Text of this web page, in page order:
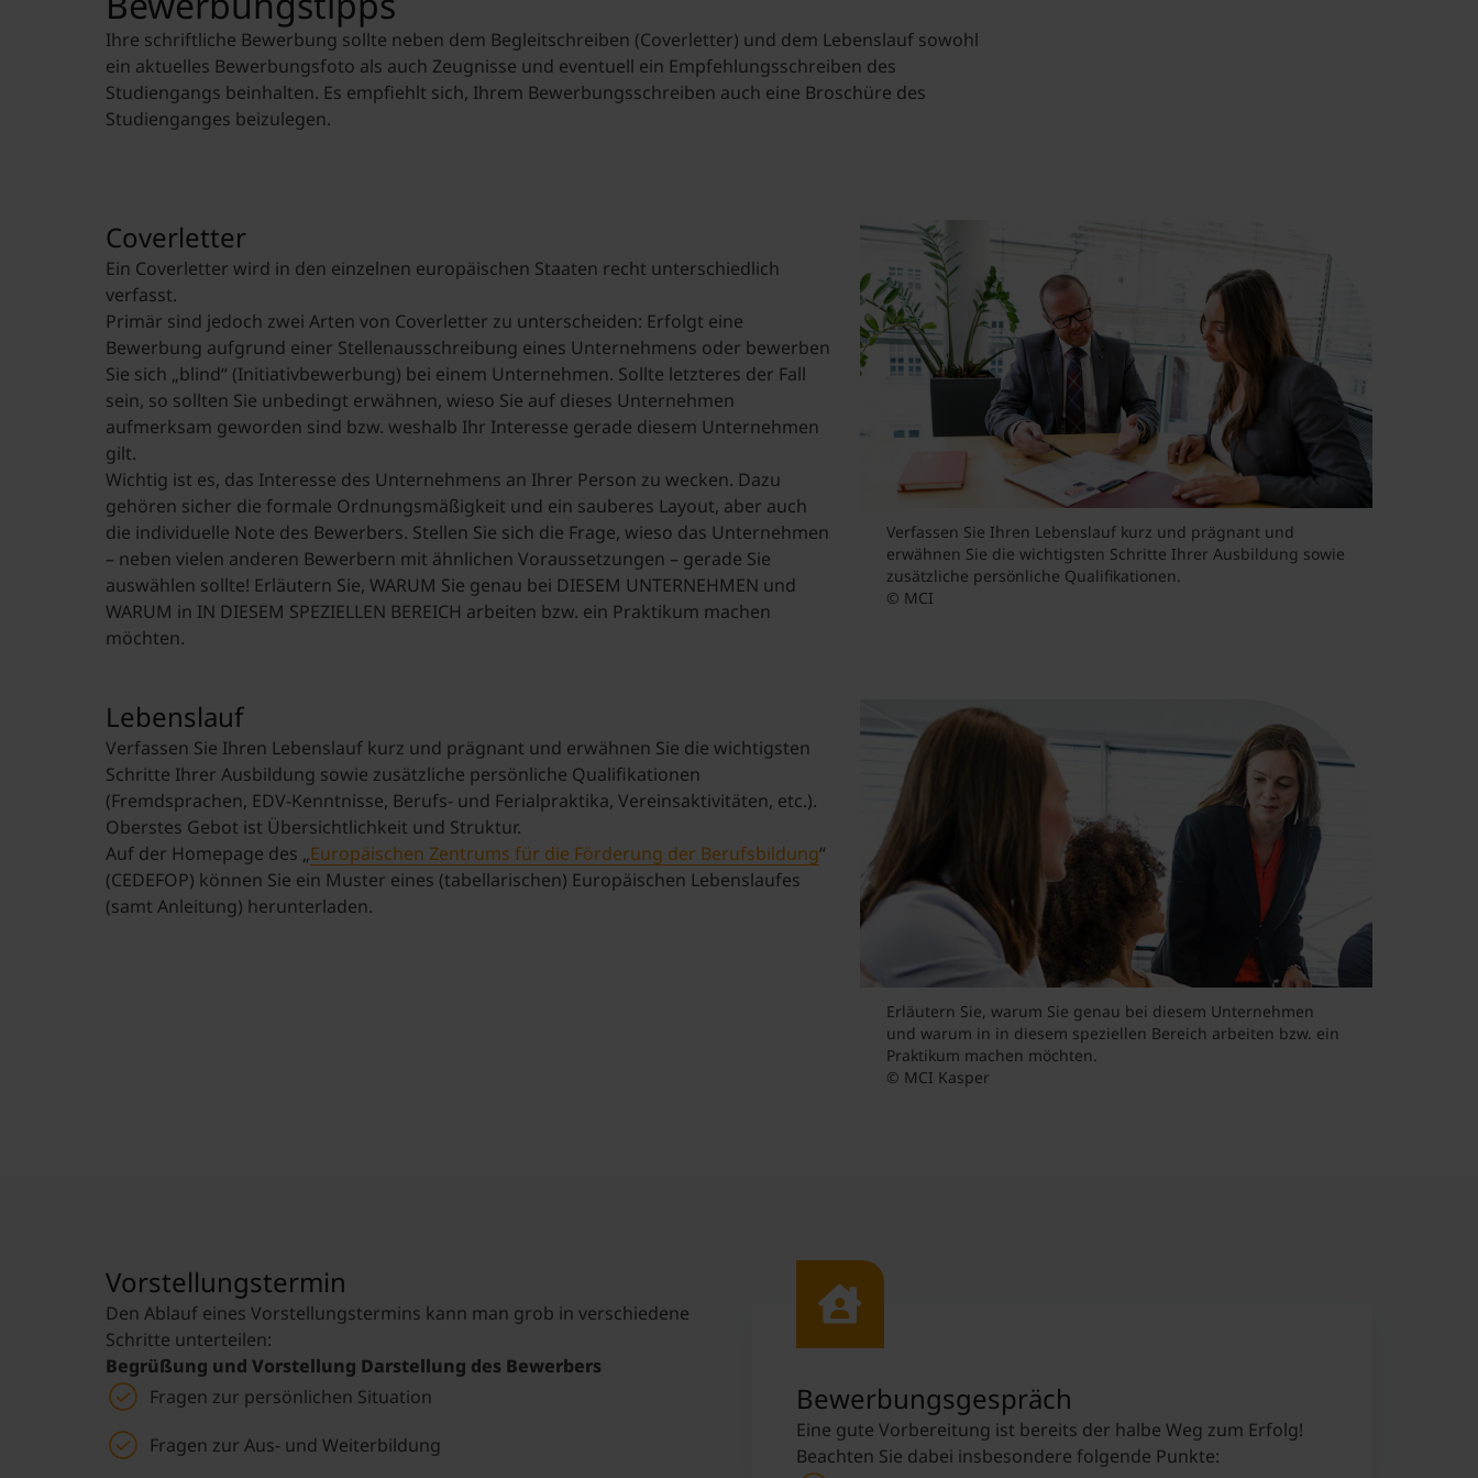
Student Support
Unterkünfte
Internationalization at Home
Ihre schriftliche Bewerbung sollte neben dem Begleitschreiben (Coverletter) und dem Lebenslauf sowohl
ein aktuelles Bewerbungsfoto als auch Zeugnisse und eventuell ein Empfehlungsschreiben des
Studiengangs beinhalten. Es empfiehlt sich, Ihrem Bewerbungsschreiben auch eine Broschüre des
Studienganges beizulegen.
Coverletter
Ein Coverletter wird in den einzelnen europäischen Staaten recht unterschiedlich
verfasst.
Primär sind jedoch zwei Arten von Coverletter zu unterscheiden: Erfolgt eine
Bewerbung aufgrund einer Stellenausschreibung eines Unternehmens oder bewerben
Sie sich „blind“ (Initiativbewerbung) bei einem Unternehmen. Sollte letzteres der Fall
sein, so sollten Sie unbedingt erwähnen, wieso Sie auf dieses Unternehmen
aufmerksam geworden sind bzw. weshalb Ihr Interesse gerade diesem Unternehmen
gilt.
Wichtig ist es, das Interesse des Unternehmens an Ihrer Person zu wecken. Dazu
gehören sicher die formale Ordnungsmäßigkeit und ein sauberes Layout, aber auch
die individuelle Note des Bewerbers. Stellen Sie sich die Frage, wieso das Unternehmen
– neben vielen anderen Bewerbern mit ähnlichen Voraussetzungen – gerade Sie
auswählen sollte! Erläutern Sie, WARUM Sie genau bei DIESEM UNTERNEHMEN und
WARUM in IN DIESEM SPEZIELLEN BEREICH arbeiten bzw. ein Praktikum machen
möchten.
Verfassen Sie Ihren Lebenslauf kurz und prägnant und
erwähnen Sie die wichtigsten Schritte Ihrer Ausbildung sowie
zusätzliche persönliche Qualifikationen.
© MCI
Lebenslauf
Verfassen Sie Ihren Lebenslauf kurz und prägnant und erwähnen Sie die wichtigsten
Schritte Ihrer Ausbildung sowie zusätzliche persönliche Qualifikationen
(Fremdsprachen, EDV-Kenntnisse, Berufs- und Ferialpraktika, Vereinsaktivitäten, etc.).
Oberstes Gebot ist Übersichtlichkeit und Struktur.
Auf der Homepage des „Europäischen Zentrums für die Förderung der Berufsbildung“
(CEDEFOP) können Sie ein Muster eines (tabellarischen) Europäischen Lebenslaufes
(samt Anleitung) herunterladen.
Erläutern Sie, warum Sie genau bei diesem Unternehmen
und warum in in diesem speziellen Bereich arbeiten bzw. ein
Praktikum machen möchten.
© MCI Kasper
Vorstellungstermin
Den Ablauf eines Vorstellungstermins kann man grob in verschiedene
Schritte unterteilen:
Begrüßung und Vorstellung Darstellung des Bewerbers
Fragen zur persönlichen Situation
Fragen zur Aus- und Weiterbildung
Bewerbungsgespräch
Eine gute Vorbereitung ist bereits der halbe Weg zum Erfolg!
Beachten Sie dabei insbesondere folgende Punkte: